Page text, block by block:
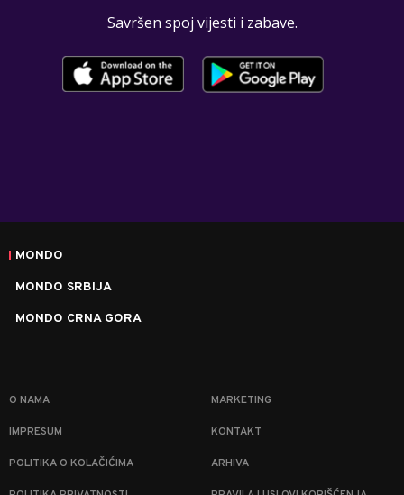
Savršen spoj vijesti i zabave.
MONDO
MONDO SRBIJA
MONDO CRNA GORA
O NAMA MARKETING
IMPRESUM KONTAKT
POLITIKA O KOLAČIĆIMA ARHIVA